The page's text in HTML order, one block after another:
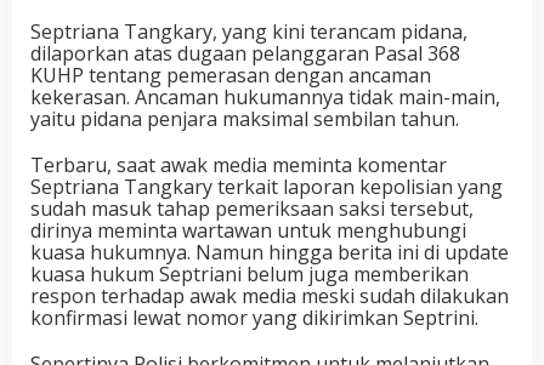
Septriana Tangkary, yang kini terancam pidana,
dilaporkan atas dugaan pelanggaran Pasal 368
KUHP tentang pemerasan dengan ancaman
kekerasan. Ancaman hukumannya tidak main-main,
yaitu pidana penjara maksimal sembilan tahun.
Terbaru, saat awak media meminta komentar
Septriana Tangkary terkait laporan kepolisian yang
sudah masuk tahap pemeriksaan saksi tersebut,
dirinya meminta wartawan untuk menghubungi
kuasa hukumnya. Namun hingga berita ini di update
kuasa hukum Septriani belum juga memberikan
respon terhadap awak media meski sudah dilakukan
konfirmasi lewat nomor yang dikirimkan Septrini.